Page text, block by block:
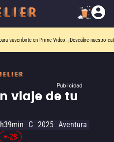
suscribirte en Prime Video. ¡Descubre nuestro
Publicidad
viaje de tu
C 2025 Aventura
-28